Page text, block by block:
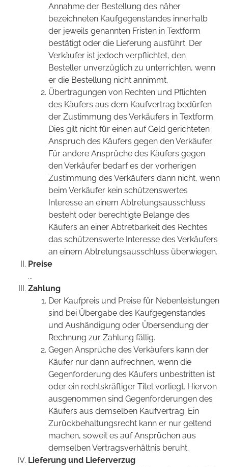
Annahme der Bestellung des näher
bezeichneten Kaufgegenstandes innerhalb
der jeweils genannten Fristen in Textform
bestätigt oder die Lieferung ausführt. Der
Verkäufer ist jedoch verpflichtet, den
Besteller unverzüglich zu unterrichten, wenn
er die Bestellung nicht annimmt.
Übertragungen von Rechten und Pflichten
des Käufers aus dem Kaufvertrag bedürfen
der Zustimmung des Verkäufers in Textform.
Dies gilt nicht für einen auf Geld gerichteten
Anspruch des Käufers gegen den Verkäufer.
Für andere Ansprüche des Käufers gegen
den Verkäufer bedarf es der vorherigen
Zustimmung des Verkäufers dann nicht, wenn
beim Verkäufer kein schützenswertes
Interesse an einem Abtretungsausschluss
besteht oder berechtigte Belange des
Käufers an einer Abtretbarkeit des Rechtes
das schützenswerte Interesse des Verkäufers
an einem Abtretungsausschluss überwiegen.
Preise
...
Zahlung
Der Kaufpreis und Preise für Nebenleistungen
sind bei Übergabe des Kaufgegenstandes
und Aushändigung oder Übersendung der
Rechnung zur Zahlung fällig.
Gegen Ansprüche des Verkäufers kann der
Käufer nur dann aufrechnen, wenn die
Gegenforderung des Käufers unbestritten ist
oder ein rechtskräftiger Titel vorliegt. Hiervon
ausgenommen sind Gegenforderungen des
Käufers aus demselben Kaufvertrag. Ein
Zurückbehaltungsrecht kann er nur geltend
machen, soweit es auf Ansprüchen aus
demselben Vertragsverhältnis beruht.
Lieferung und Lieferverzug